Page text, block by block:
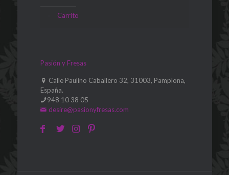
Carrito
Pasión y Fresas
Calle Paulino Caballero 32, 31003, Pamplona,
España.
948 10 38 05
desire@pasionyfresas.com